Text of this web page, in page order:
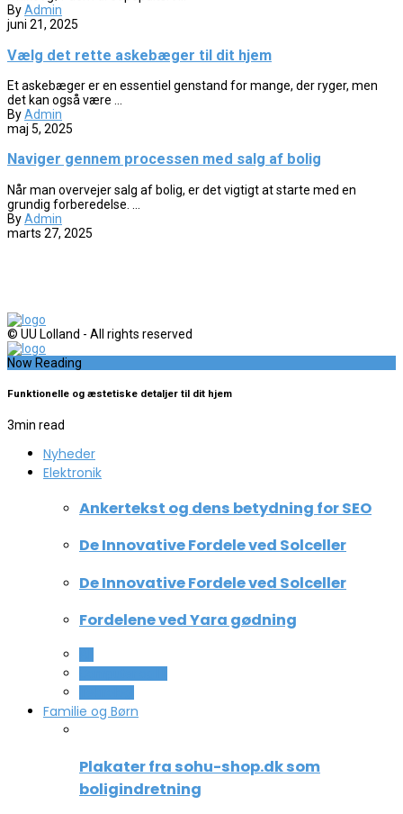
ByAdmin
juni 21, 2025
Vælg det rette askebæger til dit hjem
Et askebæger er en essentiel genstand for mange, der ryger, men
det kan også være ...
ByAdmin
maj 5, 2025
Naviger gennem processen med salg af bolig
Når man overvejer salg af bolig, er det vigtigt at starte med en
grundig forberedelse. ...
ByAdmin
marts 27, 2025
© UU Lolland - All rights reserved
Now Reading
Funktionelle og æstetiske detaljer til dit hjem
3min read
Nyheder
Elektronik
Ankertekst og dens betydning for SEO
De Innovative Fordele ved Solceller
De Innovative Fordele ved Solceller
Fordelene ved Yara gødning
Familie og Børn
Plakater fra sohu-shop.dk som
boligindretning